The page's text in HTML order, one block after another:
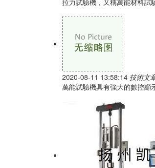
拉力試驗機，又稱萬能材料試
2020-08-11 13:58:14 技術文
萬能試驗機具有強大的數控顯